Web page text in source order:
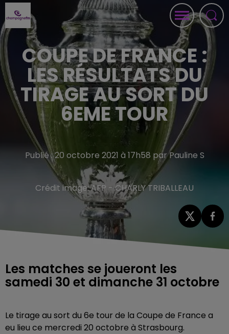
COUPE DE FRANCE :
LES RÉSULTATS DU
TIRAGE AU SORT DU
6EME TOUR
Publié : 20 octobre 2021 à 17h58 par Pauline S
Crédit image:AFP - CHARLY TRIBALLEAU
Les matches se joueront les
samedi 30 et dimanche 31 octobre
Le tirage au sort du 6e tour de la Coupe de France a
eu lieu ce mercredi 20 octobre à Strasbourg.